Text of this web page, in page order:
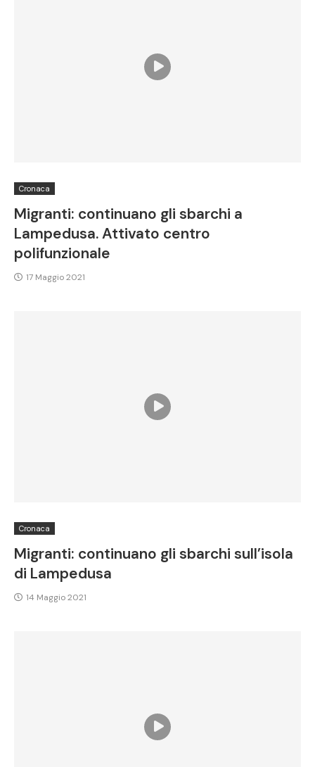
Cronaca
Migranti: continuano gli sbarchi a
Lampedusa. Attivato centro
polifunzionale
17 Maggio 2021
Cronaca
Migranti: continuano gli sbarchi sull’isola
di Lampedusa
14 Maggio 2021